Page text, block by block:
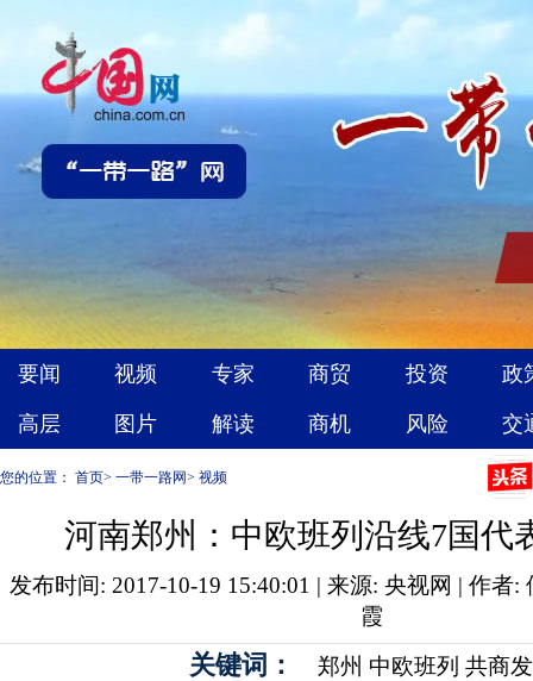
您的位置： 首页> 一带一路网> 视频
河南郑州：中欧班列沿线7国代
发布时间: 2017-10-19 15:40:01 | 来源: 央视网 | 作者:
霞
关键词： 郑州 中欧班列 共商